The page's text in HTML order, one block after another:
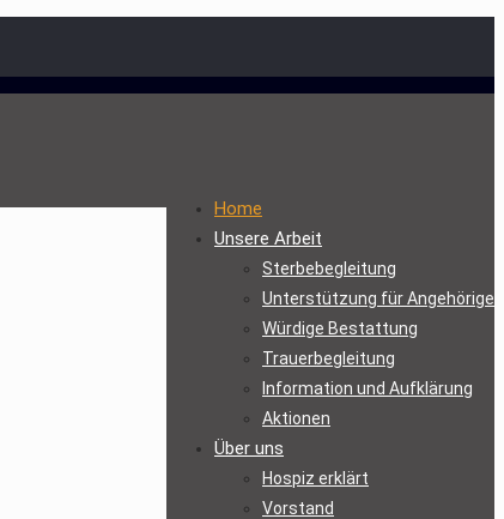
Home
Unsere Arbeit
Sterbebegleitung
Unterstützung für Angehörige
Würdige Bestattung
Trauerbegleitung
Information und Aufklärung
Aktionen
Über uns
Hospiz erklärt
Vorstand